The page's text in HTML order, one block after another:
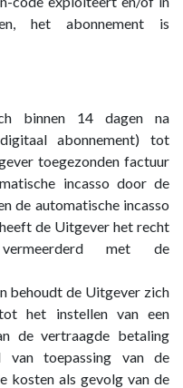
het abonnement is
binnen 14 dagen na
abonnement) tot
toegezonden factuur
incasso door de
de automatische incasso
de Uitgever het recht
met de
behoudt de Uitgever zich
het instellen van een
de vertraagde betaling
van toepassing van de
kosten als gevolg van de